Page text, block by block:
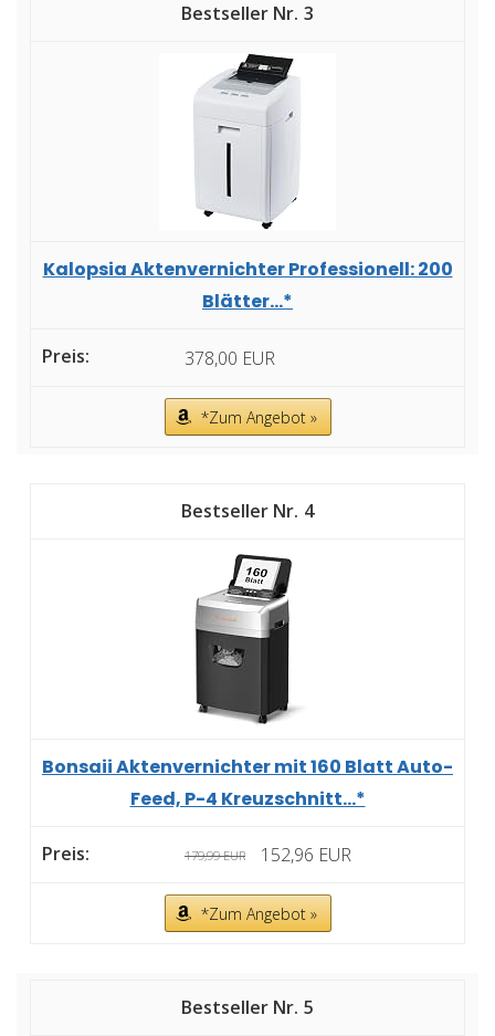
3
Kalopsia Aktenvernichter Professionell: 200
Blätter...*
378,00 EUR
*Zum Angebot »
4
Bonsaii Aktenvernichter mit 160 Blatt Auto-
Feed, P-4 Kreuzschnitt...*
179,99 EUR 152,96 EUR
*Zum Angebot »
5